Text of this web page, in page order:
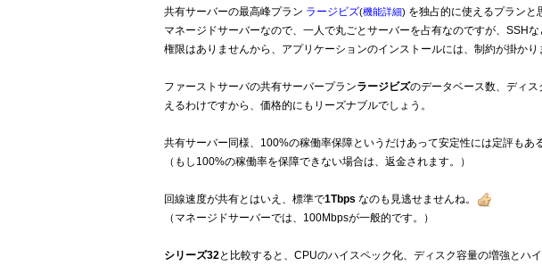
共有サーバーの最高峰プラン ラージビズ(機能詳細) を独占的に使えるプランと
マネージドサーバーなので、一人で丸ごとサーバーを占有なのですが、SSH
権限はありませんから、アプリケーションのインストールには、制約が掛かり
ファーストサーバの共有サーバープランラージビズのデータベース数、ディ
えるわけですから、価格的にもリーズナブルでしょう。
共有サーバー同様、100%の稼働率保障というだけあって安定性には定評もあ
（もし100%の稼働率を保障できない場合は、返金されます。）
回線速度が共有とはいえ、標準で1Tbps なのも見逃せませんね。
（マネージドサーバーでは、100Mbpsが一般的です。）
シリーズ32と比較すると、CPUのハイスペック化、ディスク容量の増強とハ